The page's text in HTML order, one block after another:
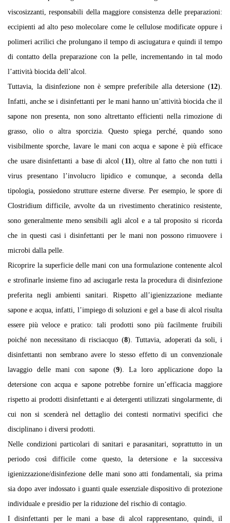
viscosizzanti, responsabili della maggiore consistenza delle preparazioni:
eccipienti ad alto peso molecolare come le cellulose modificate oppure i
polimeri acrilici che prolungano il tempo di asciugatura e quindi il tempo
di contatto della preparazione con la pelle, incrementando in tal modo
l’attività biocida dell’alcol.
Tuttavia, la disinfezione non è sempre preferibile alla detersione (12).
Infatti, anche se i disinfettanti per le mani hanno un’attività biocida che il
sapone non presenta, non sono altrettanto efficienti nella rimozione di
grasso, olio o altra sporcizia. Questo spiega perché, quando sono
visibilmente sporche, lavare le mani con acqua e sapone è più efficace
che usare disinfettanti a base di alcol (11), oltre al fatto che non tutti i
virus presentano l’involucro lipidico e comunque, a seconda della
tipologia, possiedono strutture esterne diverse. Per esempio, le spore di
Clostridium difficile, avvolte da un rivestimento cheratinico resistente,
sono generalmente meno sensibili agli alcol e a tal proposito si ricorda
che in questi casi i disinfettanti per le mani non possono rimuovere i
microbi dalla pelle.
Ricoprire la superficie delle mani con una formulazione contenente alcol
e strofinarle insieme fino ad asciugarle resta la procedura di disinfezione
preferita negli ambienti sanitari. Rispetto all’igienizzazione mediante
sapone e acqua, infatti, l’impiego di soluzioni e gel a base di alcol risulta
essere più veloce e pratico: tali prodotti sono più facilmente fruibili
poiché non necessitano di risciacquo (8). Tuttavia, adoperati da soli, i
disinfettanti non sembrano avere lo stesso effetto di un convenzionale
lavaggio delle mani con sapone (9). La loro applicazione dopo la
detersione con acqua e sapone potrebbe fornire un’efficacia maggiore
rispetto ai prodotti disinfettanti e ai detergenti utilizzati singolarmente, di
cui non si scenderà nel dettaglio dei contesti normativi specifici che
disciplinano i diversi prodotti.
Nelle condizioni particolari di sanitari e parasanitari, soprattutto in un
periodo così difficile come questo, la detersione e la successiva
igienizzazione/disinfezione delle mani sono atti fondamentali, sia prima
sia dopo aver indossato i guanti quale essenziale dispositivo di protezione
individuale e presidio per la riduzione del rischio di contagio.
I disinfettanti per le mani a base di alcol rappresentano, quindi, il